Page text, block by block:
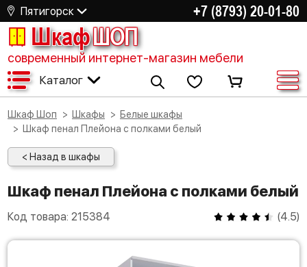
Пятигорск +7 (8793) 20-01-80
ШкафШОП
современный интернет-магазин мебели
Каталог
Шкаф Шоп Шкафы
Белые шкафы
Шкаф пенал Плейона с полками белый
< Назад в шкафы
Шкаф пенал Плейона с полками белый
Код товара: 215384 (4.5)